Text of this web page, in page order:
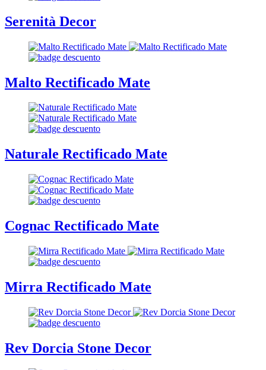
Serenità Decor
Malto Rectificado Mate
Naturale Rectificado Mate
Cognac Rectificado Mate
Mirra Rectificado Mate
Rev Dorcia Stone Decor